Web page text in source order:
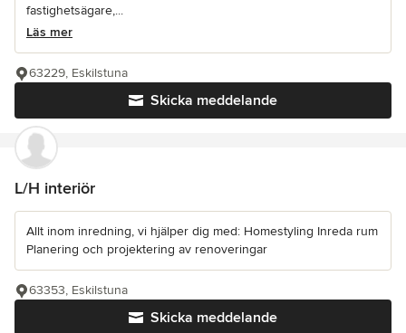
fastighetsägare,...
Läs mer
Skicka meddelande
63229, Eskilstuna
L/H interiör
Allt inom inredning, vi hjälper dig med: Homestyling Inreda rum
Planering och projektering av renoveringar
Skicka meddelande
63353, Eskilstuna